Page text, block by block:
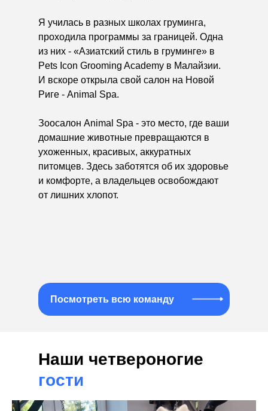
Я училась в разных школах груминга,
проходила программы за границей. Одна
из них - «Азиатский стиль в груминге» в
Pets Icon Grooming Academy в Малайзии.
И вскоре открыла свой салон на Новой
Риге - Animal Spa.
Зоосалон Animal Spa - это место, где ваши
домашние животные превращаются в
ухоженных, красивых, аккуратных
питомцев. Здесь заботятся об их здоровье
и комфорте, а владельцев освобождают
от лишних хлопот.
Посмотреть всю команду
Наши четвероногие
гости